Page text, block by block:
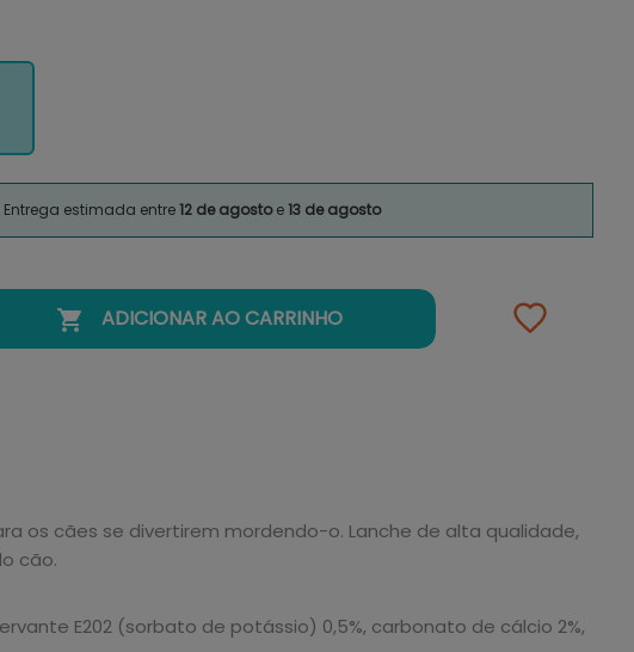
Entrega estimada entre12 de agostoe13 de agosto
 ADICIONAR AO CARRINHO
os cães se divertirem mordendo-o. Lanche de alta qualidade,
cão.
E202 (sorbato de potássio) 0,5%, carbonato de cálcio 2%,